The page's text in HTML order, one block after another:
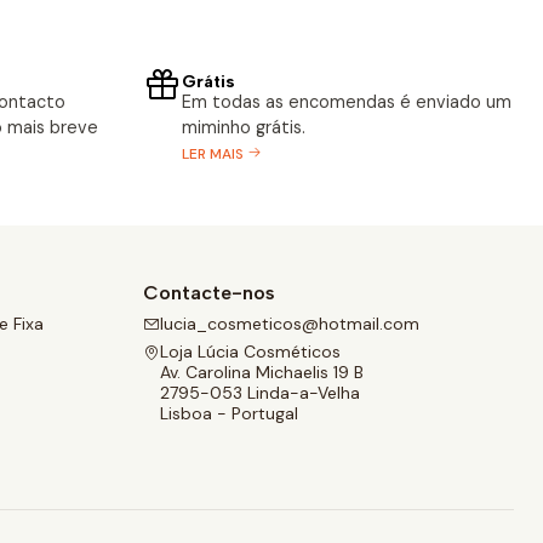
mais breve
Grátis
Em todas as encomendas é enviado um
miminho grátis.
LER MAIS
Fixa
Contacte-nos
lucia_cosmeticos@hotmail.com
Loja Lúcia Cosméticos
Av. Carolina Michaelis 19 B
2795-053 Linda-a-Velha
Lisboa - Portugal